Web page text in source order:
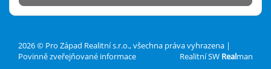
2026 © Pro Západ Realitní s.r.o., všechna práva vyhrazena |
Povinně zveřejňované informace
Realitní SW Realman